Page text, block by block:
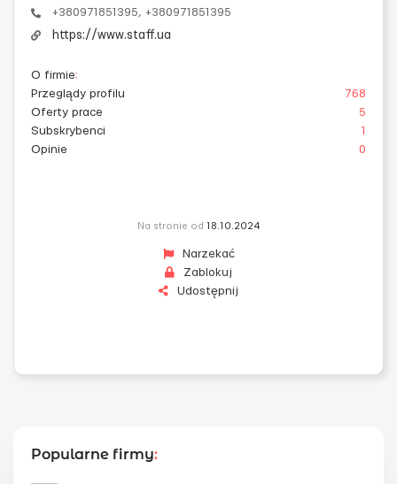
+380971851395, +380971851395
https://www.staff.ua
O firmie:
Przeglądy profilu
768
Oferty prace
5
Subskrybenci
1
Opinie
0
Na stronie od 18.10.2024
Narzekać
Zablokuj
Udostępnij
Popularne firmy: